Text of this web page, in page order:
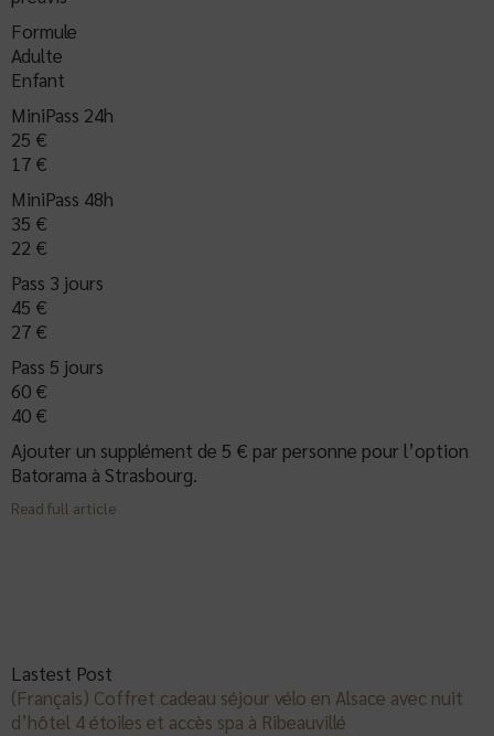
Formule
Adulte
Enfant
MiniPass 24h
25 €
17 €
MiniPass 48h
35 €
22 €
Pass 3 jours
45 €
27 €
Pass 5 jours
60 €
40 €
Ajouter un supplément de 5 € par personne pour l’option
Batorama à Strasbourg.
Read full article
Lastest Post
(Français) Coffret cadeau séjour vélo en Alsace avec nuit
d’hôtel 4 étoiles et accès spa à Ribeauvillé